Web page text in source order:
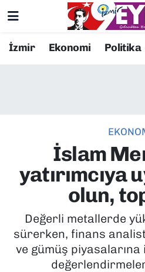
İzmir Ekonomi Politika
İslam
yatırımcıya
olun,
Değerli metallerde
sürerken, finans
ve gümüş
Resmi İlanlar
EKONOMİ
KÜLTÜR SANAT
MAGAZİN
POLİTİKA
Konak Nöbetçi
Süper Lig Puan
Tüm Manşetler
Son Dakika Haberleri
Haber Arşivi